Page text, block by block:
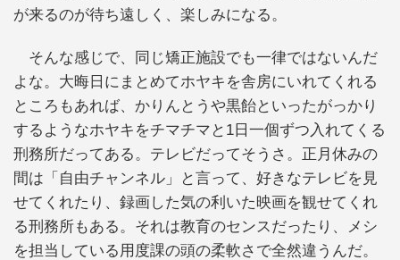
が来るのが待ち遠しく、楽しみになる。
そんな感じで、同じ矯正施設でも一律ではないんだ
よな。大晦日にまとめてホヤキを舎房にいれてくれる
ところもあれば、かりんとうや黒飴といったがっかり
するようなホヤキをチマチマと1日一個ずつ入れてくる
刑務所だってある。テレビだってそうさ。正月休みの
間は「自由チャンネル」と言って、好きなテレビを見
せてくれたり、録画した気の利いた映画を観せてくれ
る刑務所もある。それは教育のセンスだったり、メシ
を担当している用度課の頭の柔軟さで全然違うんだ。